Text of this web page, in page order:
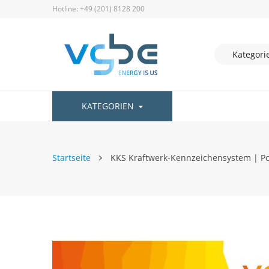
Hotline: +49 (201) 8128 200
KATEGORIEN
Startseite KKS Kraftwerk-Kennzeichensystem |
Zum